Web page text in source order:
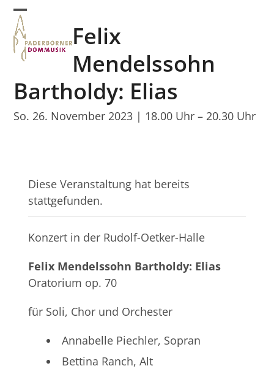
Skip
content
Open
mobile
menu
Close
mobile
menu
Felix
Mendelssohn
Bartholdy: Elias
So. 26. November 2023 | 18.00 Uhr – 20.30 Uhr
Diese Veranstaltung hat bereits
stattgefunden.
Konzert in der Rudolf-Oetker-Halle
Felix Mendelssohn Bartholdy: Elias
Oratorium op. 70
für Soli, Chor und Orchester
Annabelle Piechler, Sopran
Bettina Ranch, Alt